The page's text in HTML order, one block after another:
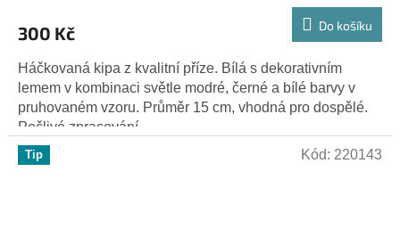
300 Kč Do košíku
Háčkovaná kipa z kvalitní příze. Bílá s dekorativním
lemem v kombinaci světle modré, černé a bílé barvy v
pruhovaném vzoru. Průměr 15 cm, vhodná pro dospělé.
Pečlivé zpracování,...
Tip Kód: 220143